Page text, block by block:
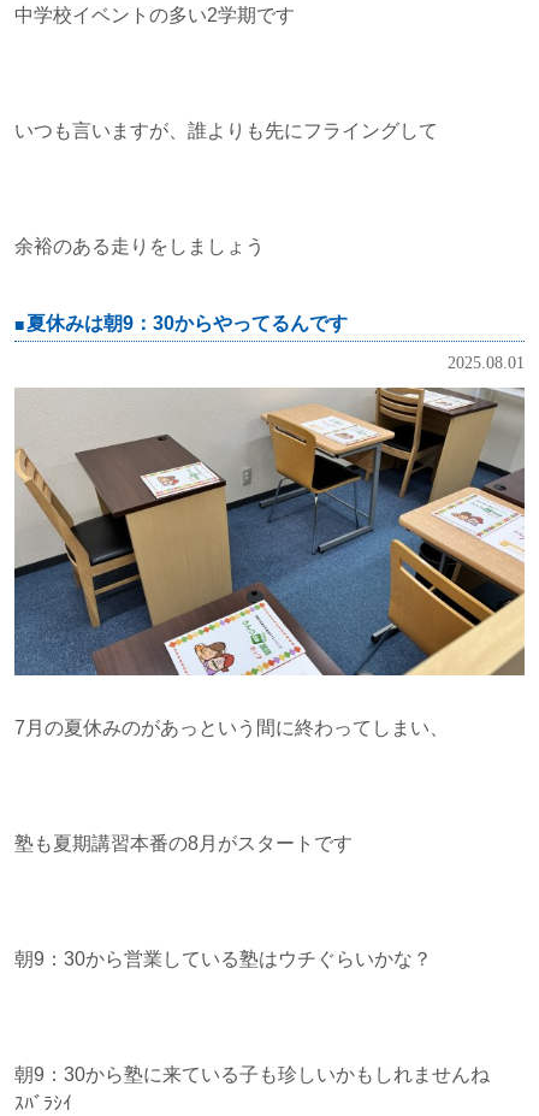
中学校イベントの多い2学期です
いつも言いますが、誰よりも先にフライングして
余裕のある走りをしましょう
夏休みは朝9：30からやってるんです
2025.08.01
7月の夏休みのがあっという間に終わってしまい、
塾も夏期講習本番の8月がスタートです
朝9：30から営業している塾はウチぐらいかな？
朝9：30から塾に来ている子も珍しいかもしれませんね
ｽﾊﾞﾗｼｲ